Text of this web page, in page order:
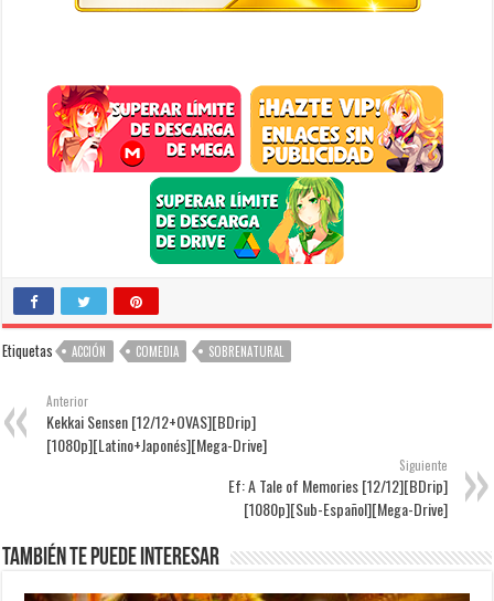
Etiquetas ACCIÓN COMEDIA SOBRENATURAL
Anterior
Kekkai Sensen [12/12+OVAS][BDrip]
[1080p][Latino+Japonés][Mega-Drive]
Siguiente
Ef: A Tale of Memories [12/12][BDrip]
[1080p][Sub-Español][Mega-Drive]
También te puede interesar